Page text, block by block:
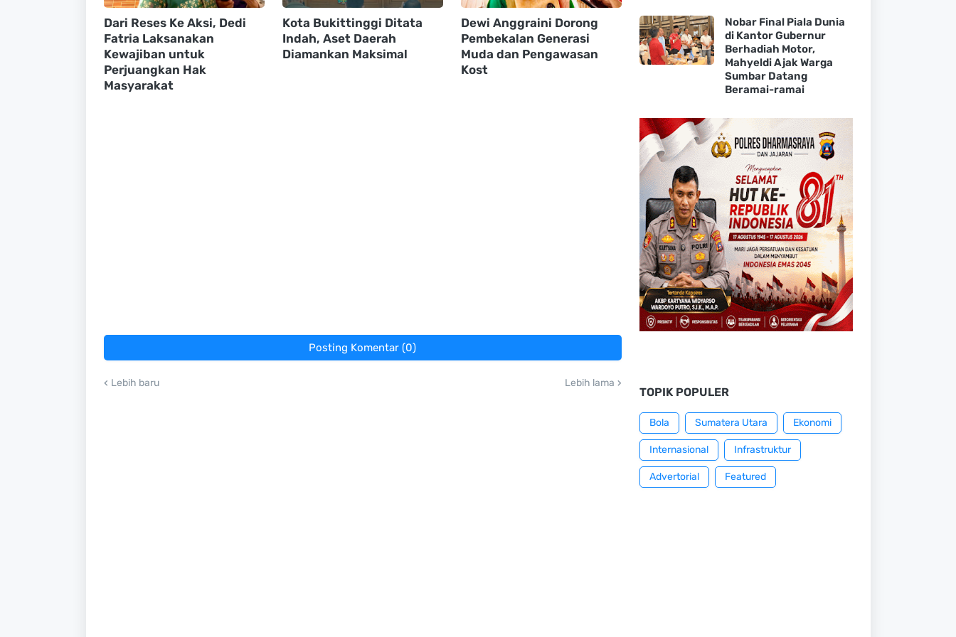
Dari Reses Ke Aksi, Dedi
Fatria Laksanakan
Kewajiban untuk
Perjuangkan Hak
Masyarakat
Kota Bukittinggi Ditata
Indah, Aset Daerah
Diamankan Maksimal
Dewi Anggraini Dorong
Pembekalan Generasi
Muda dan Pengawasan
Kost
Posting Komentar (0)
Lebih baru Lebih lama
Nobar Final Piala Dunia
di Kantor Gubernur
Berhadiah Motor,
Mahyeldi Ajak Warga
Sumbar Datang
Beramai-ramai
TOPIK POPULER
Bola Sumatera Utara Ekonomi
Internasional Infrastruktur
Advertorial Featured